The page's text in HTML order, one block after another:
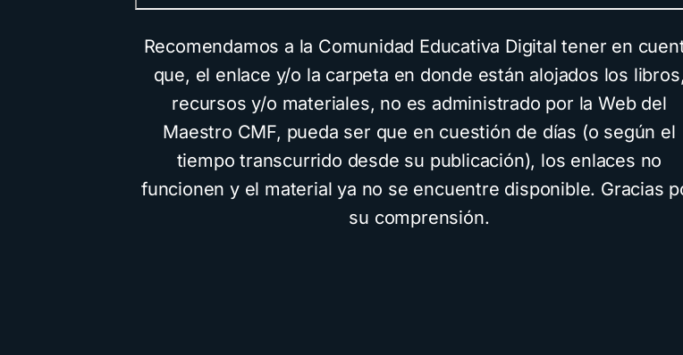
Recomendamos a la Comunidad Educativa Digital tener en
que, el enlace y/o la carpeta en donde están alojados los libros,
recursos y/o materiales, no es administrado por la Web del
Maestro CMF, pueda ser que en cuestión de días (o según el
tiempo transcurrido desde su publicación), los enlaces no
funcionen y el material ya no se encuentre disponible. Gracias
su comprensión.